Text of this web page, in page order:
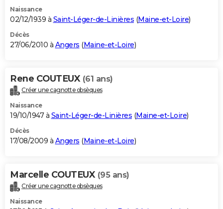
Naissance
02/12/1939 à Saint-Léger-de-Linières (Maine-et-Loire)
Décès
27/06/2010 à Angers (Maine-et-Loire)
Rene COUTEUX (61 ans)
Créer une cagnotte obsèques
Naissance
19/10/1947 à Saint-Léger-de-Linières (Maine-et-Loire)
Décès
17/08/2009 à Angers (Maine-et-Loire)
Marcelle COUTEUX (95 ans)
Créer une cagnotte obsèques
Naissance